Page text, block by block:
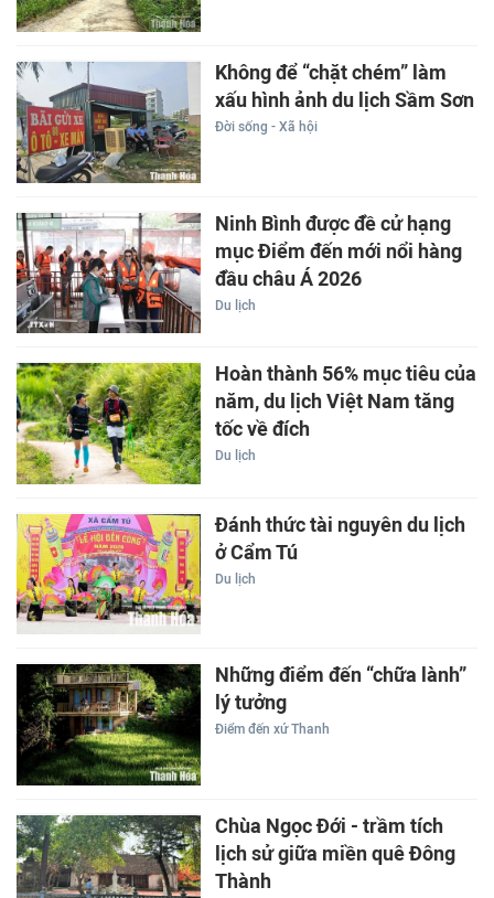
Không để “chặt chém” làm
xấu hình ảnh du lịch Sầm Sơn
Đời sống - Xã hội
Ninh Bình được đề cử hạng
mục Điểm đến mới nổi hàng
đầu châu Á 2026
Du lịch
Hoàn thành 56% mục tiêu của
năm, du lịch Việt Nam tăng
tốc về đích
Du lịch
Đánh thức tài nguyên du lịch
ở Cẩm Tú
Du lịch
Những điểm đến “chữa lành”
lý tưởng
Điểm đến xứ Thanh
Chùa Ngọc Đới - trầm tích
lịch sử giữa miền quê Đông
Thành